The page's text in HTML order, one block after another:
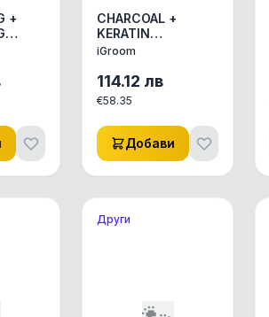
+
НА
CHARCOAL +
KERATIN
SHAMPOO-
въглен + кератин.
iGroom
114.12 лв
€58.35
Добави
Други